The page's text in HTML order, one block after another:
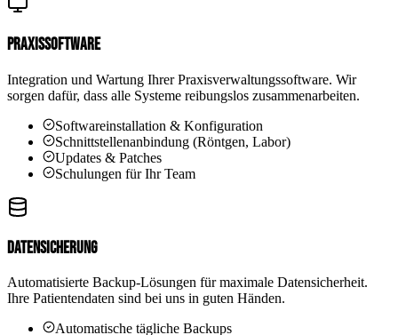
Praxissoftware
Integration und Wartung Ihrer Praxisverwaltungssoftware. Wir
sorgen dafür, dass alle Systeme reibungslos zusammenarbeiten.
Softwareinstallation & Konfiguration
Schnittstellenanbindung (Röntgen, Labor)
Updates & Patches
Schulungen für Ihr Team
Datensicherung
Automatisierte Backup-Lösungen für maximale Datensicherheit.
Ihre Patientendaten sind bei uns in guten Händen.
Automatische tägliche Backups